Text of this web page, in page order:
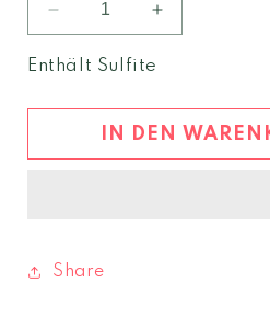
Verringere
die
Menge
Riesling
Steinertal
Erhöhe
die
Riesling
Ried
Steinertal
Enthält Sulfite
IN DEN
Share